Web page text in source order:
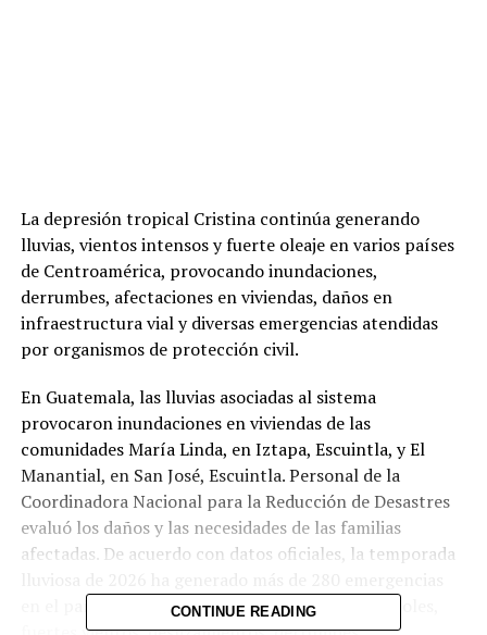
La depresión tropical Cristina continúa generando
lluvias, vientos intensos y fuerte oleaje en varios países
de Centroamérica, provocando inundaciones,
derrumbes, afectaciones en viviendas, daños en
infraestructura vial y diversas emergencias atendidas
por organismos de protección civil.
En Guatemala, las lluvias asociadas al sistema
provocaron inundaciones en viviendas de las
comunidades María Linda, en Iztapa, Escuintla, y El
Manantial, en San José, Escuintla. Personal de la
Coordinadora Nacional para la Reducción de Desastres
evaluó los daños y las necesidades de las familias
afectadas. De acuerdo con datos oficiales, la temporada
en el país, entre ellas inundaciones, caída de árboles,
CONTINUE READING